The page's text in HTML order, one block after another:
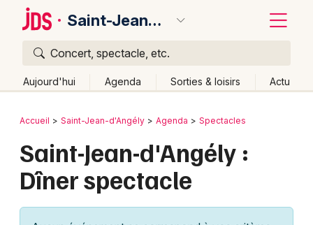
Saint-Jean-d'Angély
Concert, spectacle, etc.
Aujourd'hui Agenda Sorties & loisirs Actu
Publier un événement
Grands événements
Bordeaux
Colmar
Lille
Retour
Accueil Saint-Jean-d'Angély Agenda Spectacles
Saint-Jean-d'Angély :
Dîner spectacle
Quoi ?
Où ?
Charente-Maritime (17)
Poitou-Charente
Partout
Près de moi
Changer de lieu
Quand ?
Effacer les dates